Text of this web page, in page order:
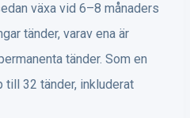
växa vid 6–8 månaders
tänder, varav ena är
tänder. Som en
till 32 tänder, inkluderat